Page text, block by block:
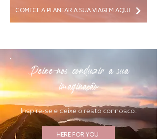
COMECE A PLANEAR A SUA VIAGEM AQUI
Deixe-nos conduzir a sua
imaginação
Inspire-se e deixe o resto connosco.
HERE FOR YOU